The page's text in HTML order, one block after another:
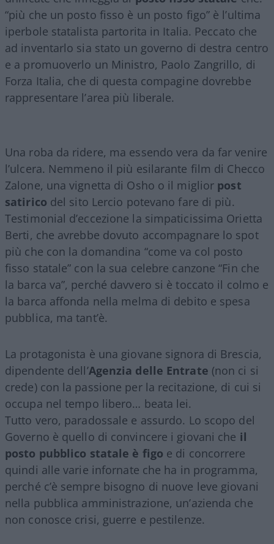
“più che un posto fisso è un posto figo” è l’ultima
iperbole statalista partorita in Italia. Peccato che
ad inventarlo sia stato un governo di destra centro
e a promuoverlo un Ministro, Paolo Zangrillo, di
Forza Italia, che di questa compagine dovrebbe
rappresentare l’area più liberale.
Una roba da ridere, ma essendo vera da far venire
l’ulcera. Nemmeno il più esilarante film di Checco
Zalone, una vignetta di Osho o il miglior post
satirico del sito Lercio potevano fare di più.
Testimonial d’eccezione la simpaticissima Orietta
Berti, che avrebbe dovuto accompagnare lo spot
più che con la domandina “come va col posto
fisso statale” con la sua celebre canzone “Fin che
la barca va”, perché davvero si è toccato il colmo e
la barca affonda nella melma di debito e spesa
pubblica, ma tant’è.
La protagonista è una giovane signora di Brescia,
dipendente dell’Agenzia delle Entrate (non ci si
crede) con la passione per la recitazione, di cui si
occupa nel tempo libero… beata lei.
Tutto vero, paradossale e assurdo. Lo scopo del
Governo è quello di convincere i giovani che il
posto pubblico statale è figo e di concorrere
quindi alle varie infornate che ha in programma,
perché c’è sempre bisogno di nuove leve giovani
nella pubblica amministrazione, un’azienda che
non conosce crisi, guerre e pestilenze.